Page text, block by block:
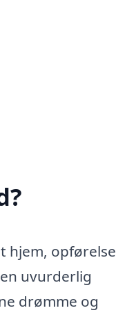
hjem, opførelse
uvurderlig
drømme og